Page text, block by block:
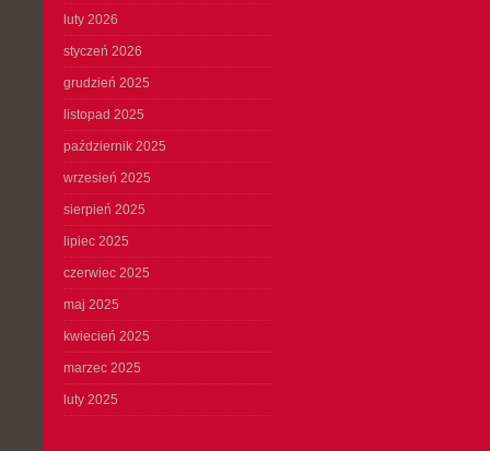
luty 2026
styczeń 2026
grudzień 2025
listopad 2025
październik 2025
wrzesień 2025
sierpień 2025
lipiec 2025
czerwiec 2025
maj 2025
kwiecień 2025
marzec 2025
luty 2025